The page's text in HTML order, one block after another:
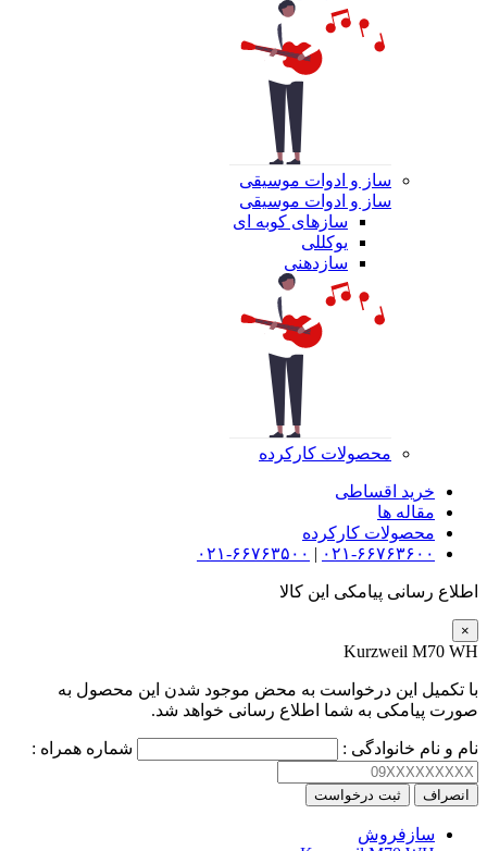
ساز و ادوات موسیقی
ساز و ادوات موسیقی
سازهای کوبه ای
یوکللی
سازدهنی
محصولات کارکرده
خرید اقساطی
مقاله ها
محصولات کارکرده
۰۲۱-۶۶۷۶۳۶۰۰ | ۰۲۱-۶۶۷۶۳۵۰۰
اطلاع رسانی پیامکی این کالا
×
Kurzweil M70 WH
با تکمیل این درخواست به محض موجود شدن این محصول به
صورت پیامکی به شما اطلاع رسانی خواهد شد.
نام و نام خانوادگی : شماره همراه :
انصراف ثبت درخواست
سازفروش